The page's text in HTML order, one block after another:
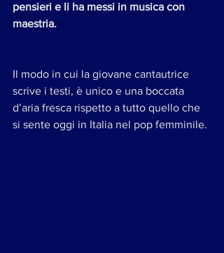
pensieri e li ha messi in musica con
maestria.
Il modo in cui la giovane cantautrice
scrive i testi, è unico e una boccata
d’aria fresca rispetto a tutto quello che
si sente oggi in Italia nel pop femminile.